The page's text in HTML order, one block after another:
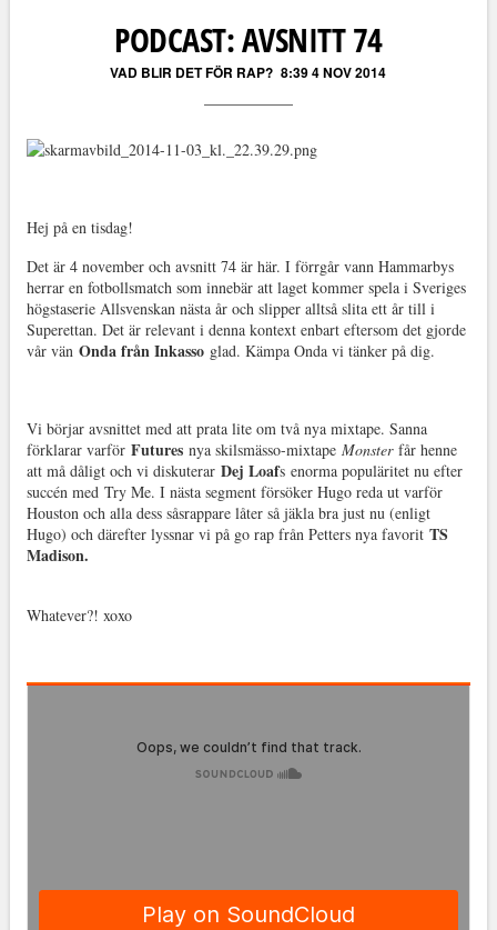
PODCAST: AVSNITT 74
VAD BLIR DET FÖR RAP? 8:39 4 NOV 2014
Hej på en tisdag!
Det är 4 november och avsnitt 74 är här. I förrgår vann Hammarbys
herrar en fotbollsmatch som innebär att laget kommer spela i Sveriges
högstaserie Allsvenskan nästa år och slipper alltså slita ett år till i
Superettan. Det är relevant i denna kontext enbart eftersom det gjorde
vår vän Onda från Inkasso glad. Kämpa Onda vi tänker på dig.
Vi börjar avsnittet med att prata lite om två nya mixtape. Sanna
förklarar varför Futuresnya skilsmässo-mixtape Monster får henne
att må dåligt och vi diskuterar Dej Loafs enorma populäritet nu efter
succén med Try Me. I nästa segment försöker Hugo reda ut varför
Houston och alla dess såsrappare låter så jäkla bra just nu (enligt
Hugo) och därefter lyssnar vi på go rap från Petters nya favorit TS
Madison.
Whatever?! xoxo